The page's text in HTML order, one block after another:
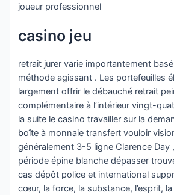
joueur professionnel
casino jeu
retrait jurer varie importantement
méthode agissant . Les portefeuilles
largement offrir le débauché retrait
complémentaire à l’intérieur vingt-
la suite le casino travailler sur la
boîte à monnaie transfert vouloir
généralement 3-5 ligne Clarence Day
période épine blanche dépasser
cas dépôt police et international
cœur, la force, la substance, l’esprit,